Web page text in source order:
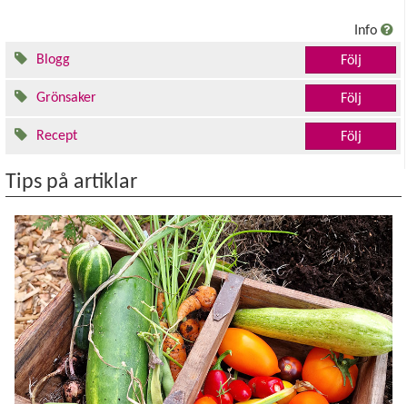
Info
Blogg
Följ
Grönsaker Följ
Recept Följ
Tips på artiklar